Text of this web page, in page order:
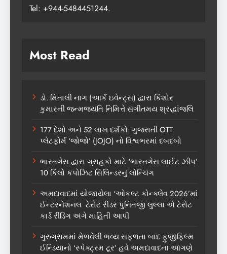
Tel: +944-5484451244.
Most Read
ડો. મિતાલી નાગ (આર્ક ઇવેન્ટ્સ) દ્વારા કિશોર
કુમારની જન્મજયંતિ નિમિત્તે સંગીતમય શ્રદ્ધાંજલિ
177 દેશો અને 52 લાખ દર્શકો: ગુજરાતી OTT
પ્લેટફોર્મ ‘જોજો’ (JOJO) નો વિશ્વભરમાં દબદબો
ભારતગેસ દ્વારા ગ્રાહકો માટે ‘ભારતગેસ લાઈટ ઝીપ’
10 કિલો કંપોઝિટ સિલિન્ડરનું લોન્ચિંગ
અમદાવાદમાં યોજાયેલા ‘ઓકલ્ટ કોન્ક્લેવ 2026’માં
ઈન્ટરનેશનલ ટેરોટ રીડર પુનિતજી લુલ્લા એ ટેરોટ
કાર્ડ રીડિંગ અંગે માહિતી આપી
ગુરુગ્રામમાં મેળવેલી ભવ્ય સફળતા બાદ ફુજીફિલ્મ
ઈન્ડિયાનો ‘સ્પેક્ટ્રમ ટૂર’ હવે અમદાવાદના આંગણે